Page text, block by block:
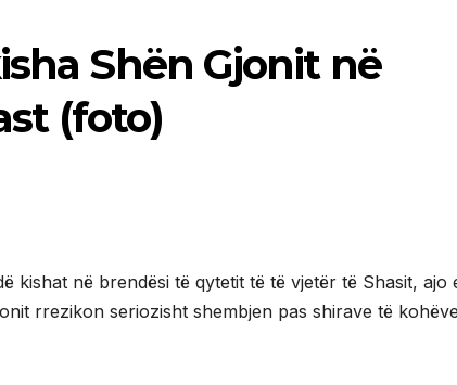
Shën Gjonit në
(foto)
kishat në brendësi të qytetit të të vjetër të Shasit, ajo
rrezikon seriozisht shembjen pas shirave të